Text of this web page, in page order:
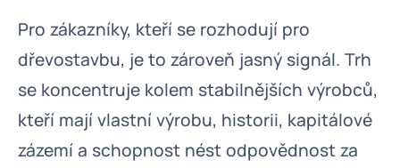
Pro zákazníky, kteří se rozhodují pro
dřevostavbu, je to zároveň jasný signál. Trh
se koncentruje kolem stabilnějších výrobců,
kteří mají vlastní výrobu, historii, kapitálové
zázemí a schopnost nést odpovědnost za